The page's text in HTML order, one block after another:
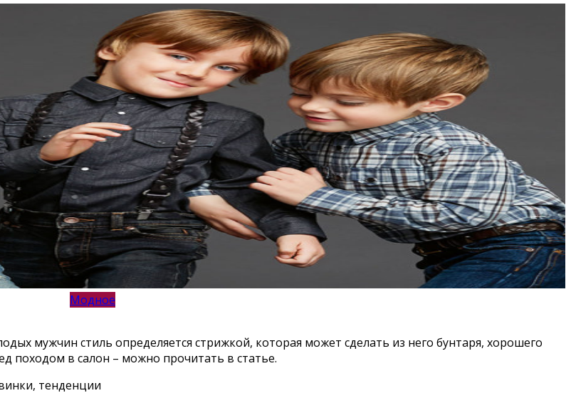
Модное
мужчин стиль определяется стрижкой, которая может сделать из него бунтаря, хорошего
походом в салон – можно прочитать в статье.